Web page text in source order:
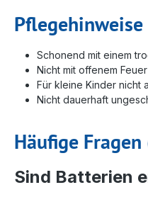
Schonend mit einem
Nicht mit offenem
Für kleine Kinder nicht
Nicht dauerhaft
Häufige Fragen
Sind Batterien